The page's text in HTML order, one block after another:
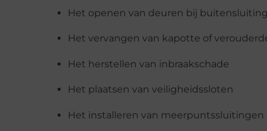
Het openen van deuren bij buitensluiting
Het vervangen van kapotte of
Het herstellen van inbraakschade
Het plaatsen van veiligheidssloten
Het installeren van meerpuntssluitingen